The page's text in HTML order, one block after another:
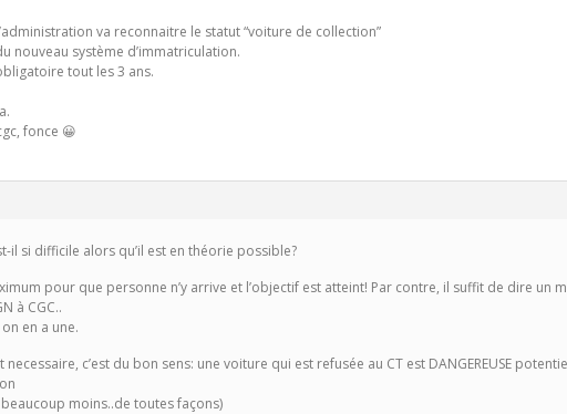
va reconnaitre le statut “voiture de collection”
nouveau système d’immatriculation.
tout les 3 ans.
fonce 😀
il si difficile alors qu’il est en théorie possible?
pour que personne n’y arrive et l’objectif est atteint! Par contre, il suffit de dire un
à CGC..
en a une.
necessaire, c’est du bon sens: une voiture qui est refusée au CT est DANGEREUSE
moins..de toutes façons)